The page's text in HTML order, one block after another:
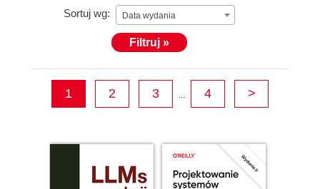
Sortuj wg: Data wydania
Filtruj »
1 2 3 ... 4 >